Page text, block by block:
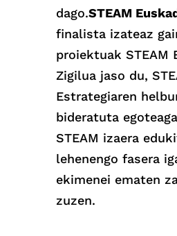
dago.STEAM
finalista izateaz
proiektuak STEAM
Zigilua jaso du,
Estrategiaren
bideratuta
STEAM izaera
lehenengo fasera
ekimenei ematen
zuzen.